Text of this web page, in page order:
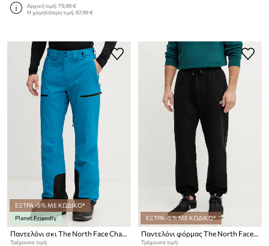
Αρχική τιμή:79,99 €
Η χαμηλότερη τιμή:67,99 €
ΕΞΤΡΑ -5% ΜΕ ΚΩΔΙΚΟ*
Planet Friendly
Παντελόνι σκι The North Face Chakal
Τρέχουσα τιμή:
ΕΞΤΡΑ -5% ΜΕ ΚΩΔΙΚΟ*
Παντελόνι φόρμας The North Face Essential Relaxed
Τρέχουσα τιμή: